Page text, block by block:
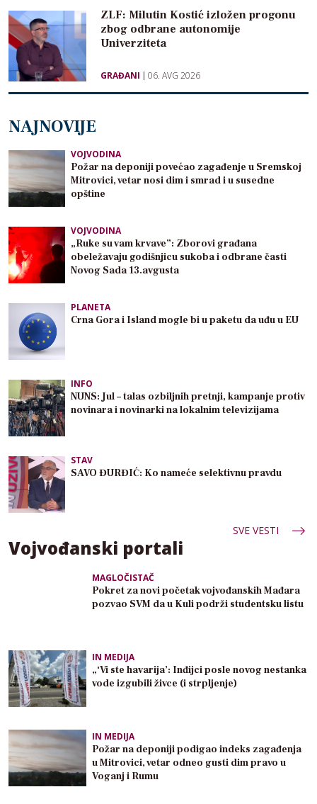
ZLF: Milutin Kostić izložen progonu
zbog odbrane autonomije
Univerziteta
GRAĐANI 06. AVG 2026
NAJNOVIJE
VOJVODINA
Požar na deponiji povećao zagađenje u Sremskoj
Mitrovici, vetar nosi dim i smrad i u susedne
opštine
VOJVODINA
„Ruke su vam krvave”: Zborovi građana
obeležavaju godišnjicu sukoba i odbrane časti
Novog Sada 13.avgusta
PLANETA
Crna Gora i Island mogle bi u paketu da uđu u EU
INFO
NUNS: Jul – talas ozbiljnih pretnji, kampanje protiv
novinara i novinarki na lokalnim televizijama
STAV
SAVO ĐURĐIĆ: Ko nameće selektivnu pravdu
SVE VESTI
Vojvođanski portali
MAGLOČISTAČ
Pokret za novi početak vojvođanskih Mađara
pozvao SVM da u Kuli podrži studentsku listu
IN MEDIJA
„‘Vi ste havarija’: Inđijci posle novog nestanka
vode izgubili živce (i strpljenje)
IN MEDIJA
Požar na deponiji podigao indeks zagađenja
u Mitrovici, vetar odneo gusti dim pravo u
Voganj i Rumu